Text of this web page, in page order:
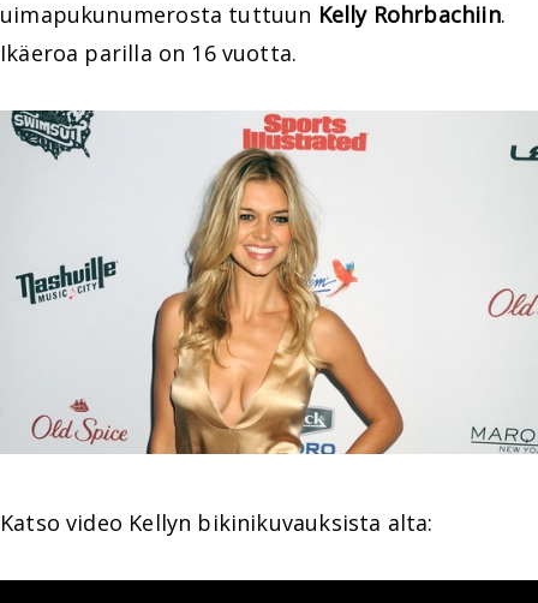
uimapukunumerosta tuttuun Kelly Rohrbachiin.
Ikäeroa parilla on 16 vuotta.
Katso video Kellyn bikinikuvauksista alta: